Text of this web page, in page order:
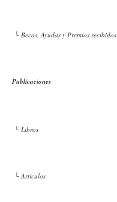
└ Becas, Ayudas y Premios recibidos
Publicaciones
└ Libros
└ Artículos